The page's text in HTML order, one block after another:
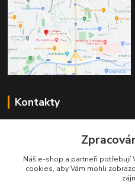
Kontakty
+420 603 823
pelant@cgastro.cz
Náš e-shop a partneři potřebují
cookies, aby Vám mohli